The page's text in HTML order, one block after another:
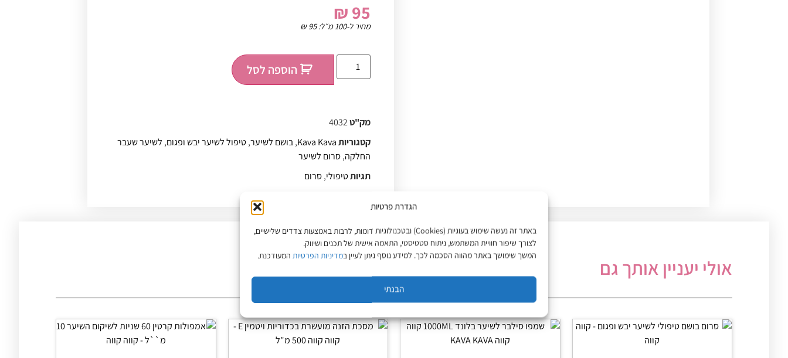
הגדרת פרטיות
באתר זה נעשה שימוש בעוגיות (Cookies) ובטכנולוגיות דומות, לרבות באמצעות צדדים שלישיים,
לצורך שיפור חוויית המשתמש, ניתוח סטטיסטי, התאמה אישית של תכנים ושיווק.
המשך שימושך באתר מהווה הסכמה לכך. למידע נוסף ניתן לעיין במדיניות הפרטיות המעודכנת.
הבנתי
₪ 95
מחיר ל-100 מ״ל: ₪95
הוספה לסל
מק"ט4032
קטגוריותKava Kava
,בושם לשיער,טיפול לשיער יבש ופגום, לשיער שעבר
החלקה,סרום לשיער
תגיותטיפולי,סרום
אולי יעניין אותך גם